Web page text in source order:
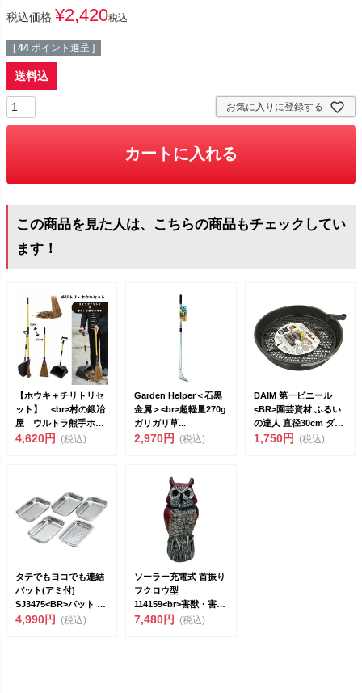
税込価格 ¥2,420税込
[ 44 ポイント進呈 ]
送料込
お気に入りに登録する
カートに入れる
この商品を見た人は、こちらの商品もチェックしてい
ます！
【ホウキ＋チリトリセ
ット】 <br>村の鍛冶
屋 ウルトラ熊手ホウ
キ/スイ...
4,620円 (税込)
Garden Helper＜石黒
金属＞<br>超軽量270g
ガリガリ草...
2,970円 (税込)
DAIM 第一ビニール
<BR>園芸資材 ふるい
の達人 直径30cm ダ
イ...
1,750円 (税込)
タテでもヨコでも連結
バット(アミ付)
SJ3475<BR>バット 6
点 ...
4,990円 (税込)
ソーラー充電式 首振り
フクロウ型
114159<br>害獣・害鳥
忌避器...
7,480円 (税込)